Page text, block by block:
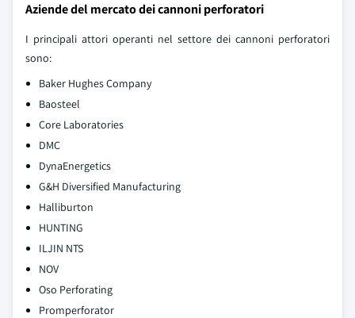
Aziende del mercato dei cannoni perforatori
I principali attori operanti nel settore dei cannoni perforatori
sono:
Baker Hughes Company
Baosteel
Core Laboratories
DMC
DynaEnergetics
G&H Diversified Manufacturing
Halliburton
HUNTING
ILJIN NTS
NOV
Oso Perforating
Promperforator